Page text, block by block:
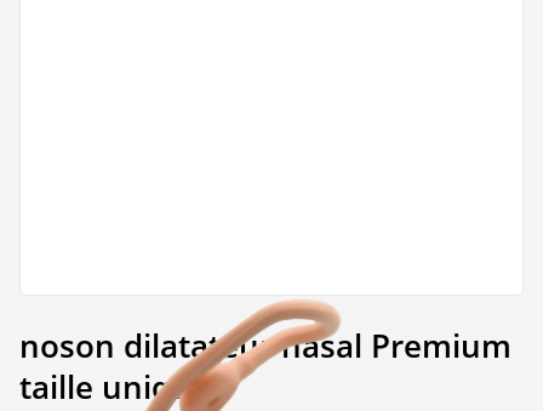
noson dilatateur nasal Premium
taille unique